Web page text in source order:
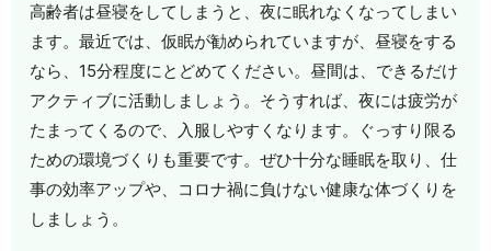
高齢者は昼寝をしてしまうと、夜に眠れなくなってしまい
ます。最近では、仮眠が勧められていますが、昼寝をする
なら、15分程度にとどめてください。昼間は、できるだけ
アクティブに活動しましょう。そうすれば、夜には疲労が
たまってくるので、入服しやすくなります。ぐっすり限る
ための環境づくりも重要です。ぜひ十分な睡眠を取り、仕
事の効率アップや、コロナ禍に負けない健康な体づくりを
しましょう。